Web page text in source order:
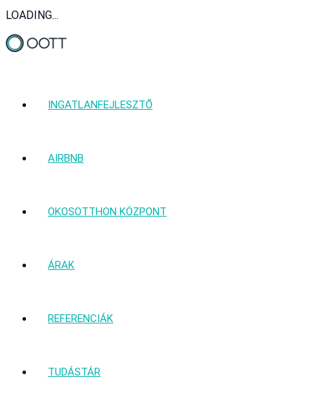
LOADING...
INGATLANFEJLESZTŐ
AIRBNB
OKOSOTTHON KÖZPONT
ÁRAK
REFERENCIÁK
TUDÁSTÁR